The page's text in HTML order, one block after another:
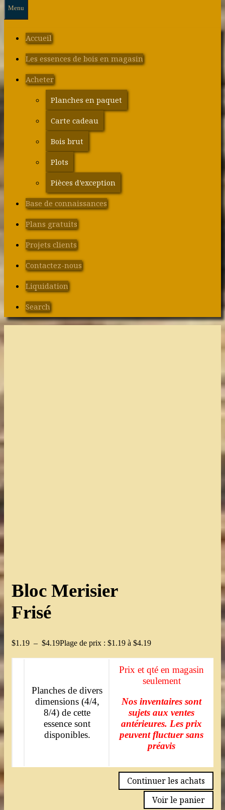
Menu
Accueil
Les essences de bois en magasin
Acheter
Planches en paquet
Carte cadeau
Bois brut
Plots
Pièces d’exception
Base de connaissances
Plans gratuits
Projets clients
Contactez-nous
Liquidation
Search
Bloc Merisier
Frisé
$1.19 – $4.19Plage de prix : $1.19 à $4.19
Planches de divers
dimensions (4/4,
8/4) de cette
essence sont
disponibles.
Prix et qté en magasin
seulement
Nos inventaires sont
sujets aux ventes
antérieures. Les prix
peuvent fluctuer sans
préavis
Continuer les achats
Voir le panier